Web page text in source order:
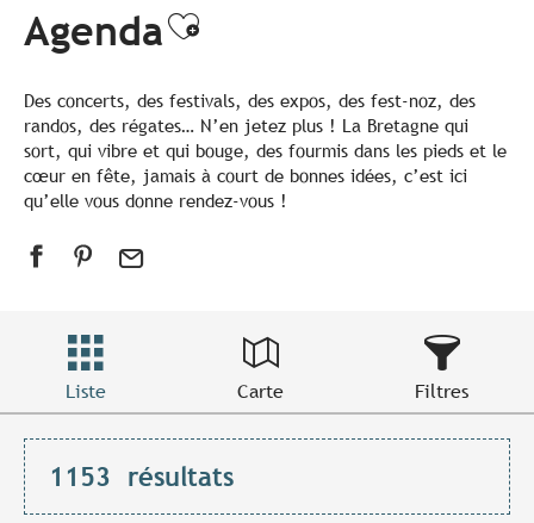
AgendaAjouter aux favoris
Des concerts, des festivals, des expos, des fest-noz, des
randos, des régates… N’en jetez plus ! La Bretagne qui
sort, qui vibre et qui bouge, des fourmis dans les pieds et le
cœur en fête, jamais à court de bonnes idées, c’est ici
qu’elle vous donne rendez-vous !
Liste Carte Filtres
1153 résultats